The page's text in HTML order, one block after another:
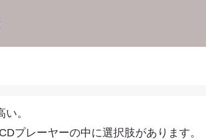
。
プレーヤーの中に選択肢があります。